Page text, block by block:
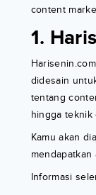
content
1.
didesain
tentang
hingga
Kamu akan
Informasi